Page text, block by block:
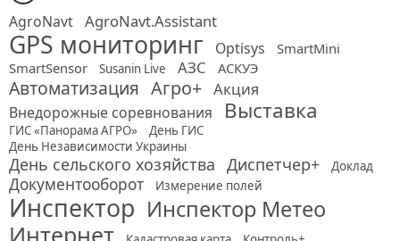
AgroNavt AgroNavt.Assistant
GPS мониторинг Optisys
SmartMini
SmartSensor
Susanin Live АЗС АСКУЭ
Автоматизация Агро+ Акция
Внедорожные соревнования Выставка
ГИС «Панорама АГРО»
День ГИС
День Независимости Украины
День сельского хозяйства Диспетчер+ Доклад
Документооборот Измерение полей
Инспектор Инспектор Метео
Интернет